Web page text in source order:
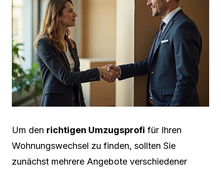
Um den richtigen Umzugsprofi für Ihren
Wohnungswechsel zu finden, sollten Sie
zunächst mehrere Angebote verschiedener